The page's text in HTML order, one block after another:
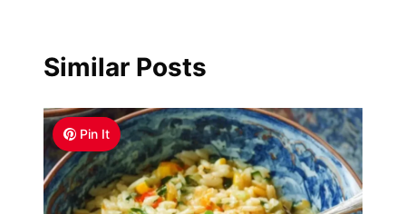
Similar Posts
Pin It